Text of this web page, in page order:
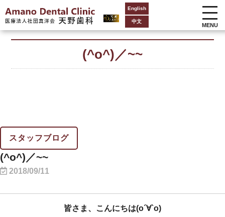
English
中文
MENU
(^o^)／~~
スタッフブログ
(^o^)／~~
2018/09/11
皆さま、こんにちは(о´∀`о)